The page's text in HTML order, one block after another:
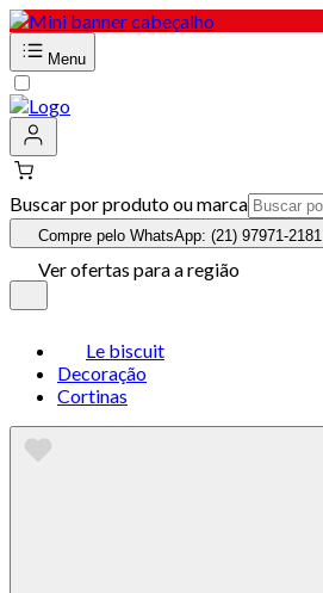
Menu
Buscar por produto ou marca
Compre pelo WhatsApp: (21) 97971-2181
Ver ofertas para a região
Le biscuit
Decoração
Cortinas